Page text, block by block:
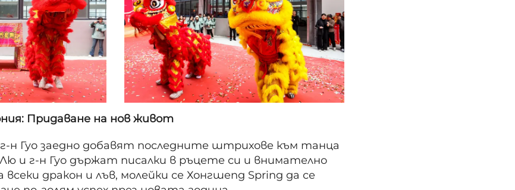
Придаване на нов живот
Лю и г-н Гуо държат писалки в ръцете си и внимателно
дракон и лъв, молейки се Хонгшeng Spring да се